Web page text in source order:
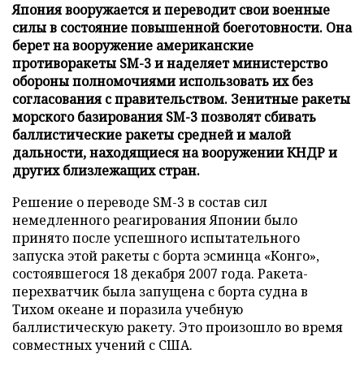
Япония вооружается и переводит свои военные
силы в состояние повышенной боеготовности. Она
берет на вооружение американские
противоракеты SM-3 и наделяет министерство
обороны полномочиями использовать их без
согласования с правительством. Зенитные ракеты
морского базирования SM-3 позволят сбивать
баллистические ракеты средней и малой
дальности, находящиеся на вооружении КНДР и
других близлежащих стран.
Решение о переводе SM-3 в состав сил
немедленного реагирования Японии было
принято после успешного испытательного
запуска этой ракеты с борта эсминца «Конго»,
состоявшегося 18 декабря 2007 года. Ракета-
перехватчик была запущена с борта судна в
Тихом океане и поразила учебную
баллистическую ракету. Это произошло во время
совместных учений с США.